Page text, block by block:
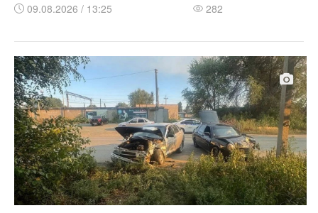
09.08.2026 / 13:25 282